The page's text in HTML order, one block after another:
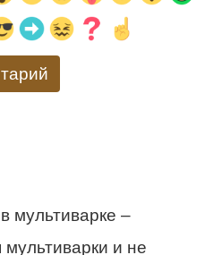
мультиварке –
и не